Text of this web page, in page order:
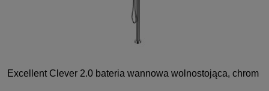
Excellent Clever 2.0 bateria wannowa wolnostojąca, chrom